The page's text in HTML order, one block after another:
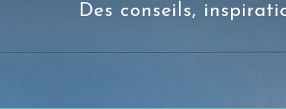
Des conseils,